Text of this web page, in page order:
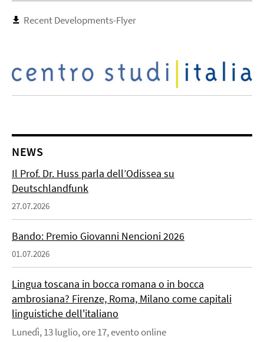
Recent Developments-Flyer
NEWS
Il Prof. Dr. Huss parla dell’Odissea su
Deutschlandfunk
27.07.2026
Bando: Premio Giovanni Nencioni 2026
01.07.2026
Lingua toscana in bocca romana o in bocca
ambrosiana? Firenze, Roma, Milano come capitali
linguistiche dell'italiano
Lunedì, 13 luglio, ore 17, evento online